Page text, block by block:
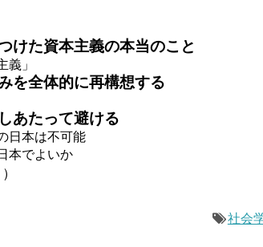
けた資本主義の本当のこと
義」
を全体的に再構想する
あたって避ける
日本は不可能
本でよいか
社会